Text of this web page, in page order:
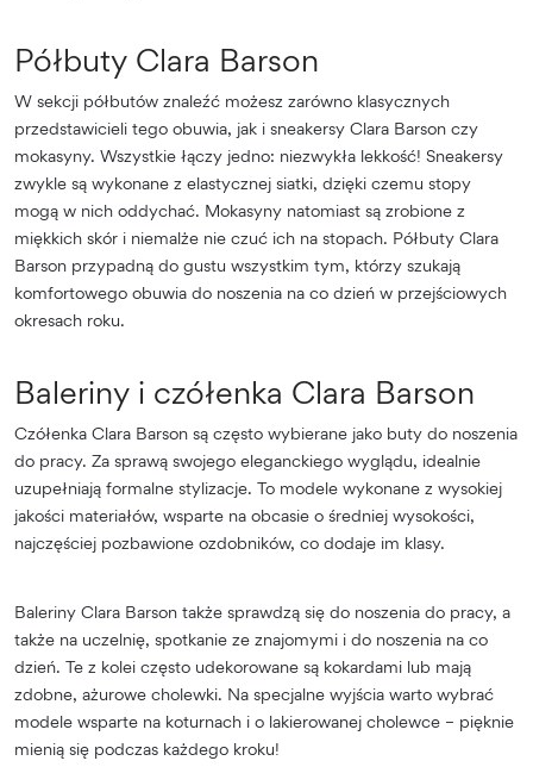
Półbuty Clara Barson
W sekcji półbutów znaleźć możesz zarówno klasycznych
przedstawicieli tego obuwia, jak i sneakersy Clara Barson czy
mokasyny. Wszystkie łączy jedno: niezwykła lekkość! Sneakersy
zwykle są wykonane z elastycznej siatki, dzięki czemu stopy
mogą w nich oddychać. Mokasyny natomiast są zrobione z
miękkich skór i niemalże nie czuć ich na stopach. Półbuty Clara
Barson przypadną do gustu wszystkim tym, którzy szukają
komfortowego obuwia do noszenia na co dzień w przejściowych
okresach roku.
Baleriny i czółenka Clara Barson
Czółenka Clara Barson są często wybierane jako buty do noszenia
do pracy. Za sprawą swojego eleganckiego wyglądu, idealnie
uzupełniają formalne stylizacje. To modele wykonane z wysokiej
jakości materiałów, wsparte na obcasie o średniej wysokości,
najczęściej pozbawione ozdobników, co dodaje im klasy.
Baleriny Clara Barson także sprawdzą się do noszenia do pracy, a
także na uczelnię, spotkanie ze znajomymi i do noszenia na co
dzień. Te z kolei często udekorowane są kokardami lub mają
zdobne, ażurowe cholewki. Na specjalne wyjścia warto wybrać
modele wsparte na koturnach i o lakierowanej cholewce – pięknie
mienią się podczas każdego kroku!